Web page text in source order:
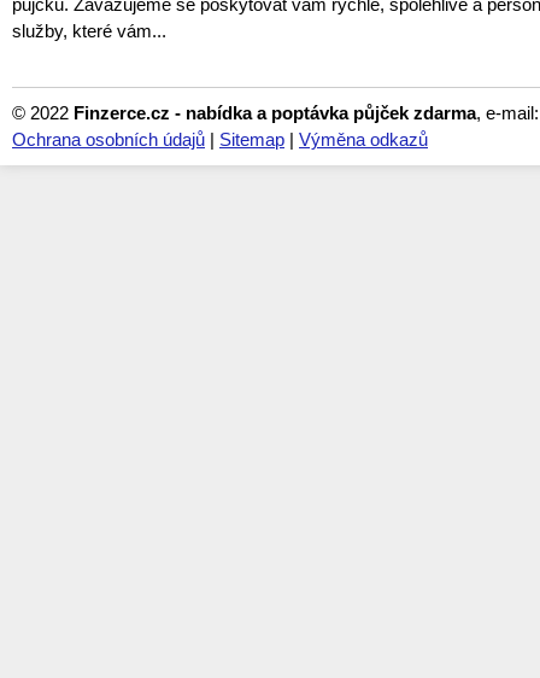
služby, které vám...
© 2022 Finzerce.cz - nabídka a poptávka půjček zdarma, e-
Ochrana osobních údajů | Sitemap | Výměna odkazů